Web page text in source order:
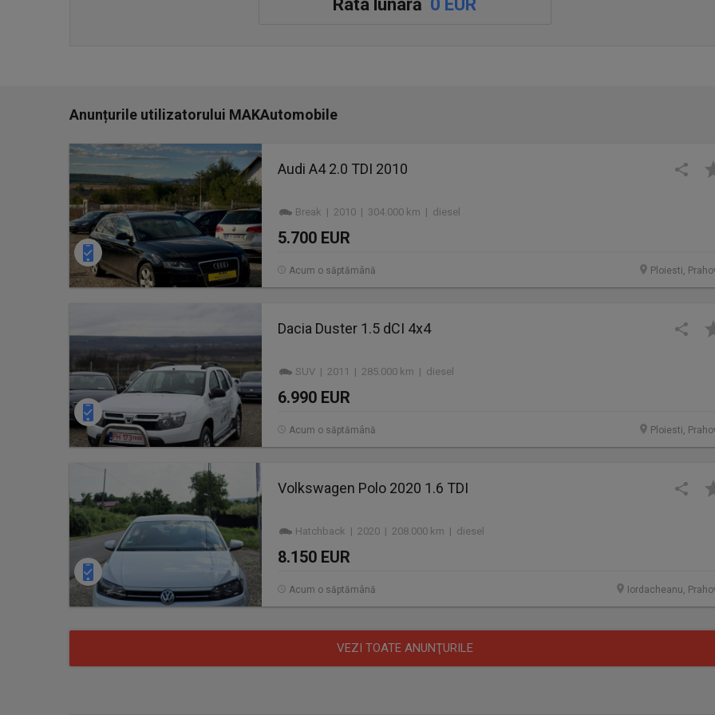
Rata lunară 0 EUR
Anunțurile utilizatorului MAKAutomobile
Audi A4 2.0 TDI 2010
Break | 2010 | 304.000 km | diesel
5.700 EUR
Ploiesti,
Acum o săptămână
Dacia Duster 1.5 dCI 4x4
SUV | 2011 | 285.000 km | diesel
6.990 EUR
Ploiesti,
Acum o săptămână
Volkswagen Polo 2020 1.6 TDI
Hatchback | 2020 | 208.000 km | diesel
8.150 EUR
Iordacheanu,
Acum o săptămână
VEZI TOATE ANUNŢURILE